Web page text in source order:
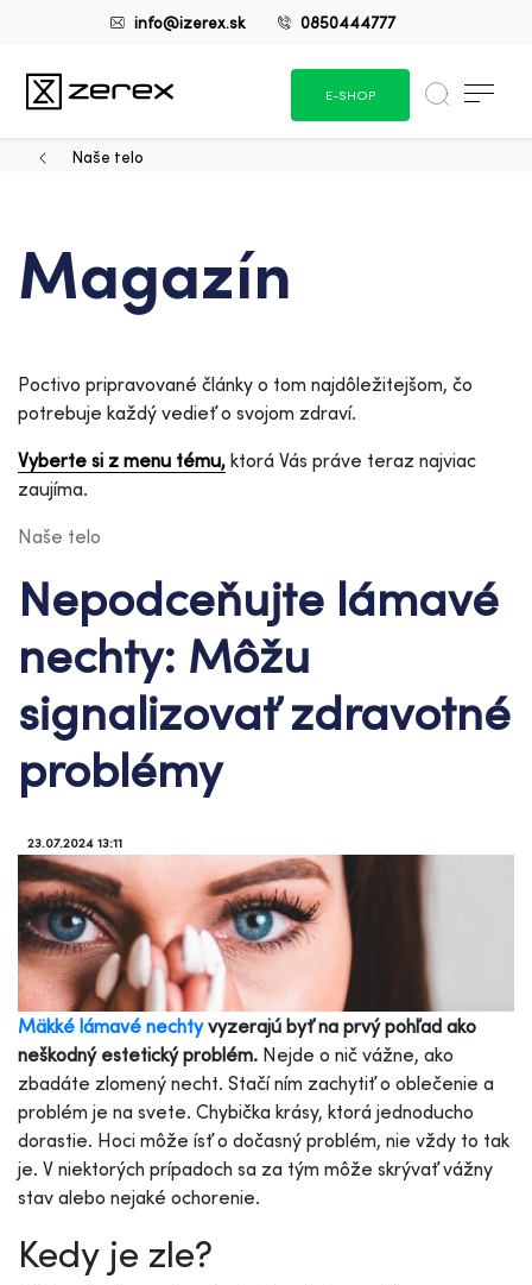
info@izerex.sk 0850444777
E-SHOP
Naše telo
Magazín
Poctivo pripravované články o tom najdôležitejšom, čo
potrebuje každý vedieť o svojom zdraví.
Vyberte si z menu tému, ktorá Vás práve teraz najviac
zaujíma.
Naše telo
Nepodceňujte lámavé
nechty: Môžu
signalizovať zdravotné
problémy
23.07.2024 13:11
Mäkké lámavé nechtyvyzerajú byť na prvý pohľad ako
neškodný estetický problém. Nejde o nič vážne, ako
zbadáte zlomený necht. Stačí ním zachytiť o oblečenie a
problém je na svete. Chybička krásy, ktorá jednoducho
dorastie. Hoci môže ísť o dočasný problém, nie vždy to tak
je. V niektorých prípadoch sa za tým môže skrývať vážny
stav alebo nejaké ochorenie.
Kedy je zle?